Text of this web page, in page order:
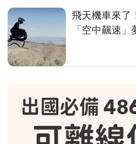
飛天機車來了
「空中飆速」